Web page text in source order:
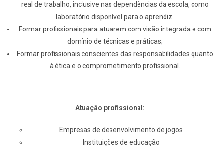
real de trabalho, inclusive nas dependências da escola, como
laboratório disponível para o aprendiz.
Formar profissionais para atuarem com visão integrada e com
domínio de técnicas e práticas;
Formar profissionais conscientes das responsabilidades quanto
à ética e o comprometimento profissional.
Atuação profissional:
Empresas de desenvolvimento de jogos
Instituições de educação